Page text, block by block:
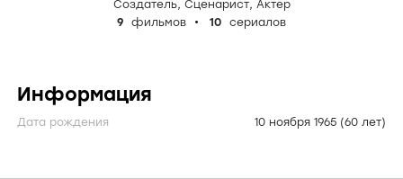
Создатель, Сценарист, Актер
9
фильмов 10 сериалов
Информация
Дата рождения 10 ноября 1965 (60 лет)